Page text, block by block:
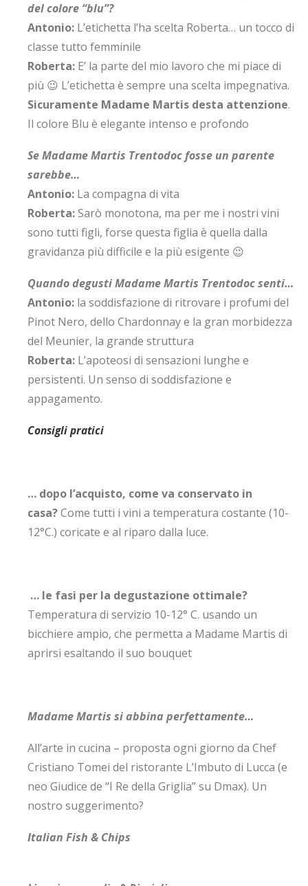
del colore “blu”?
Antonio: L’etichetta l’ha scelta Roberta… un tocco di
classe tutto femminile
Roberta: E’ la parte del mio lavoro che mi piace di
più 😉 L’etichetta è sempre una scelta impegnativa.
Sicuramente Madame Martis desta attenzione.
Il colore Blu è elegante intenso e profondo
Se Madame Martis Trentodoc fosse un parente
sarebbe…
Antonio: La compagna di vita
Roberta:Sarò monotona, ma per me i nostri vini
sono tutti figli, forse questa figlia è quella dalla
gravidanza più difficile e la più esigente 😉
Quando degusti Madame Martis Trentodoc senti…
Antonio: la soddisfazione di ritrovare i profumi del
Pinot Nero, dello Chardonnay e la gran morbidezza
del Meunier, la grande struttura
Roberta: L’apoteosi di sensazioni lunghe e
persistenti. Un senso di soddisfazione e
appagamento.
Consigli pratici
… dopo l’acquisto, come va conservato in
casa?Come tutti i vini a temperatura costante (10-
12°C.) coricate e al riparo dalla luce.
… le fasi per la degustazione ottimale?
Temperatura di servizio 10-12° C. usando un
bicchiere ampio, che permetta a Madame Martis di
aprirsi esaltando il suo bouquet
Madame Martis si abbina perfettamente…
All’arte in cucina – proposta ogni giorno da Chef
Cristiano Tomei del ristorante L’Imbuto di Lucca (e
neo Giudice de “I Re della Griglia” su Dmax). Un
nostro suggerimento?
Italian Fish & Chips